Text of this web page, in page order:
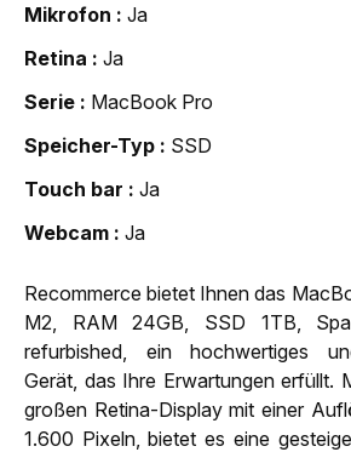
Mikrofon
Ja
Retina
Ja
Serie
MacBook Pro
Speicher-Typ
SSD
Touch bar
Ja
Webcam
Ja
Recommerce bietet Ihnen das
M2, RAM 24GB, SSD 1TB,
refurbished, ein hochwertiges
Gerät, das Ihre Erwartungen erfüllt.
großen Retina-Display mit einer
1.600 Pixeln, bietet es eine